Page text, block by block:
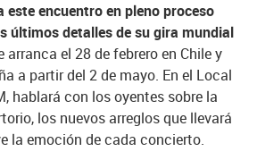
este encuentro en pleno proceso
últimos detalles de su gira mundial
arranca el 28 de febrero en Chile y
a partir del 2 de mayo. En el Local
hablará con los oyentes sobre la
los nuevos arreglos que llevará
la emoción de cada concierto.